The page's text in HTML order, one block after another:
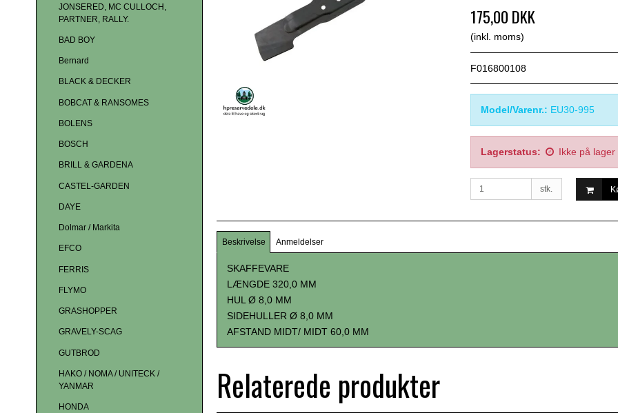
JONSERED, MC CULLOCH,
PARTNER, RALLY.
BAD BOY
Bernard
BLACK & DECKER
BOBCAT & RANSOMES
BOLENS
BOSCH
BRILL & GARDENA
CASTEL-GARDEN
DAYE
Dolmar / Markita
EFCO
FERRIS
FLYMO
GRASHOPPER
GRAVELY-SCAG
GUTBROD
HAKO / NOMA / UNITECK /
YANMAR
HONDA
175,00 DKK
(inkl. moms)
F016800108
Model/Varenr.: EU30-995
Lagerstatus: Ikke på lager
stk.
Beskrivelse Anmeldelser
SKAFFEVARE
LÆNGDE 320,0 MM
HUL Ø 8,0 MM
SIDEHULLER Ø 8,0 MM
AFSTAND MIDT/ MIDT 60,0 MM
Relaterede produkter